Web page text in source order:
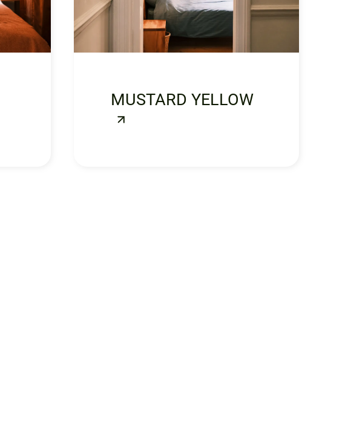
MUSTARD YELLOW